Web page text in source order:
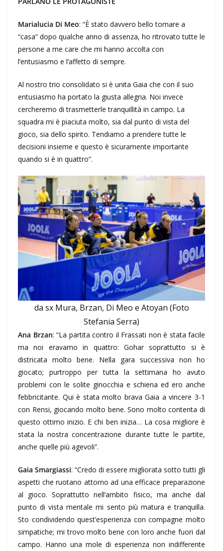
Marialucia Di Meo: “È stato davvero bello tornare a
“casa” dopo qualche anno di assenza, ho ritrovato tutte le
persone a me care che mi hanno accolta con
l’entusiasmo e l’affetto di sempre.
Al nostro trio consolidato si è unita Gaia che con il suo
entusiasmo ha portato la giusta allegria. Noi invece
cercheremo di trasmetterle tranquillità in campo. La
squadra mi è piaciuta molto, sia dal punto di vista del
gioco, sia dello spirito. Tendiamo a prendere tutte le
decisioni insieme e questo è sicuramente importante
quando si è in quattro”.
da sx Mura, Brzan, Di Meo e Atoyan (Foto
Stefania Serra)
Ana Brzan: “La partita contro il Frassati non è stata facile
ma noi eravamo in quattro: Gohar soprattutto si è
districata molto bene. Nella gara successiva non ho
giocato; purtroppo per tutta la settimana ho avuto
problemi con le solite ginocchia e schiena ed ero anche
febbricitante. Qui è stata molto brava Gaia a vincere 3-1
con Rensi, giocando molto bene. Sono molto contenta di
questo ottimo inizio. E chi ben inizia… La cosa migliore è
stata la nostra concentrazione durante tutte le partite,
anche quelle più agevoli”.
Gaia Smargiassi: “Credo di essere migliorata sotto tutti gli
aspetti che ruotano attorno ad una efficace preparazione
al gioco. Soprattutto nell’ambito fisico, ma anche dal
punto di vista mentale mi sento più matura e tranquilla.
Sto condividendo quest’esperienza con compagne molto
simpatiche; mi trovo molto bene con loro anche fuori dal
campo. Hanno una mole di esperienza non indifferente